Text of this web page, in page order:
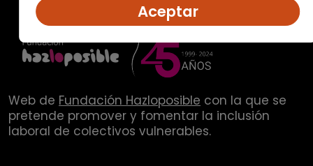
Web de Fundación Hazloposible con la que se
pretende promover y fomentar la inclusión
laboral de colectivos vulnerables.
Aceptar